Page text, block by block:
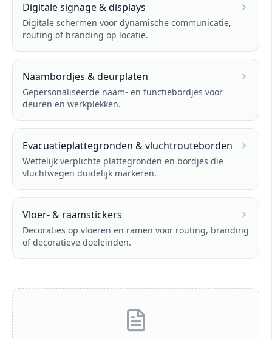
Digitale signage & displays
Digitale schermen voor dynamische communicatie,
routing of branding op locatie.
Naambordjes & deurplaten
Gepersonaliseerde naam- en functiebordjes voor
deuren en werkplekken.
Evacuatieplattegronden & vluchtrouteborden
Wettelijk verplichte plattegronden en bordjes die
vluchtwegen duidelijk markeren.
Vloer- & raamstickers
Decoraties op vloeren en ramen voor routing, branding
of decoratieve doeleinden.